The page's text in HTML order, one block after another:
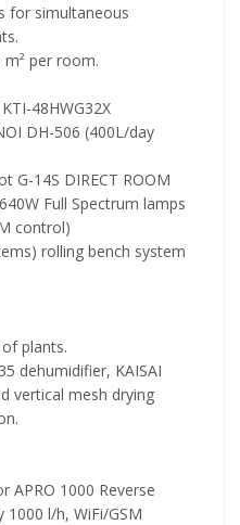
for simultaneous
per room.
48HWG32X
DH-506 (400L/day
G-14S DIRECT ROOM
Full Spectrum lamps
control)
rolling bench system
plants.
dehumidifier, KAISAI
vertical mesh drying
APRO 1000 Reverse
l/h, WiFi/GSM